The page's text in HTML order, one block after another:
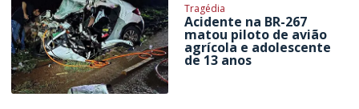
Tragédia
Acidente na BR-267
matou piloto de avião
agrícola e adolescente
de 13 anos